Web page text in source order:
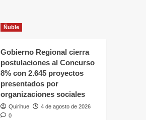
Ñuble
Gobierno Regional cierra
postulaciones al Concurso
8% con 2.645 proyectos
presentados por
organizaciones sociales
Quirihue
4 de agosto de 2026
0